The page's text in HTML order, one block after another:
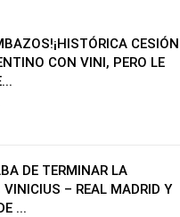
CESIÓN
CON VINI, PERO LE
DE TERMINAR LA
VINICIUS – REAL MADRID Y
...